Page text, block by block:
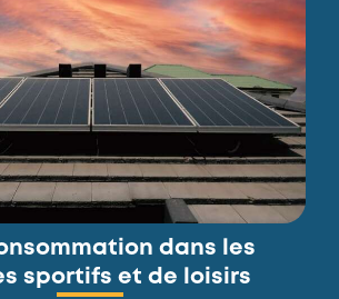
dans les
sportifs et de loisirs